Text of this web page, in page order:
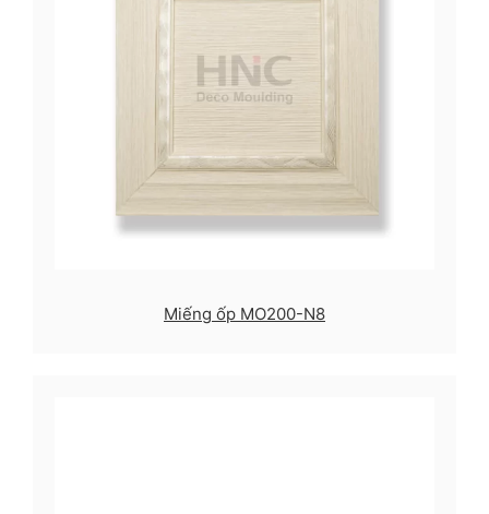
Miếng ốp MO200-N8